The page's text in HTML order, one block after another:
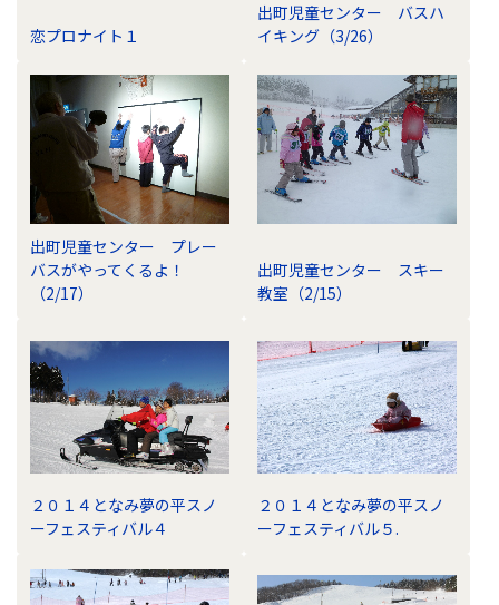
恋プロナイト１
出町児童センター バスハ
イキング（3/26）
出町児童センター プレー
バスがやってくるよ！
（2/17）
出町児童センター スキー
教室（2/15）
２０１４となみ夢の平スノ
ーフェスティバル４
２０１４となみ夢の平スノ
ーフェスティバル５.